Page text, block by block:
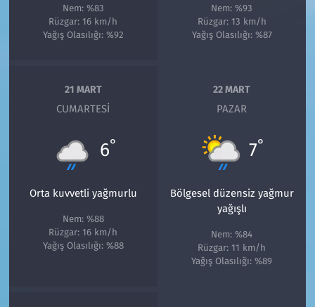
Nem: %83
Rüzgar: 16 km/h
Yağış Olasılığı: %92
Nem: %93
Rüzgar: 13 km/h
Yağış Olasılığı: %87
21 MART
CUMARTESI
6°
Orta kuvvetli yağmurlu
Nem: %88
Rüzgar: 16 km/h
Yağış Olasılığı: %88
22 MART
PAZAR
7°
Bölgesel düzensiz yağmur
yağışlı
Nem: %84
Rüzgar: 11 km/h
Yağış Olasılığı: %89